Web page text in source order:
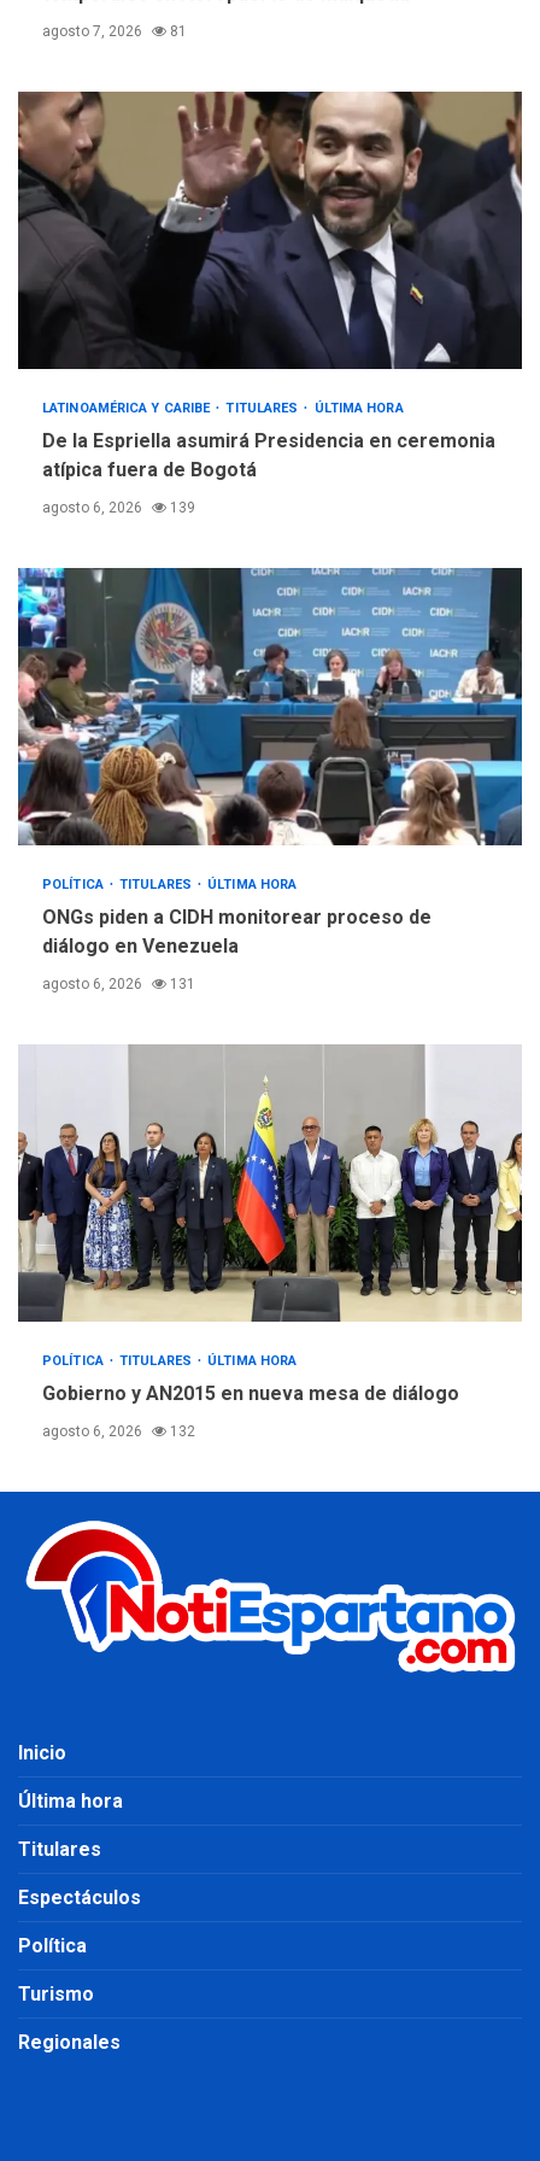
agosto 7, 2026 81
LATINOAMÉRICA Y CARIBE TITULARES ÚLTIMA HORA
De la Espriella asumirá Presidencia en ceremonia
atípica fuera de Bogotá
agosto 6, 2026 139
POLÍTICA TITULARES ÚLTIMA HORA
ONGs piden a CIDH monitorear proceso de
diálogo en Venezuela
agosto 6, 2026 131
POLÍTICA TITULARES ÚLTIMA HORA
Gobierno y AN2015 en nueva mesa de diálogo
agosto 6, 2026 132
Inicio
Última hora
Titulares
Espectáculos
Política
Turismo
Regionales